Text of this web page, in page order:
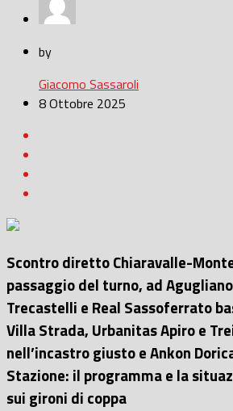
by
Giacomo Sassaroli
8 Ottobre 2025
Scontro diretto Chiaravalle-
passaggio del turno, ad
Trecastelli e Real Sassoferrato
Villa Strada, Urbanitas Apiro e
nell’incastro giusto e Ankon
Stazione: il programma e la
sui gironi di coppa